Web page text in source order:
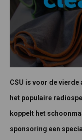
CSU is voor de
het populaire
koppelt het
sponsoring een